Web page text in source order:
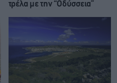
τρέλα με την “Οδύσσεια”